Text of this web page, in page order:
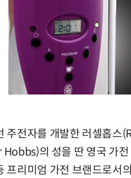
주전자를 개발한 러셀홉
Hobbs)의 성을 딴 영국 가
프리미엄 가전 브랜드로서